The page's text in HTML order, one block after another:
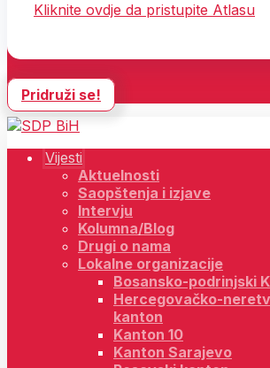
Kliknite ovdje da pristupite Atlasu
Pridruži se!
Vijesti
Aktuelnosti
Saopštenja i izjave
Intervju
Kolumna/Blog
Drugi o nama
Lokalne organizacije
Bosansko-podrinjski
Hercegovačko-
kanton
Kanton 10
Kanton Sarajevo